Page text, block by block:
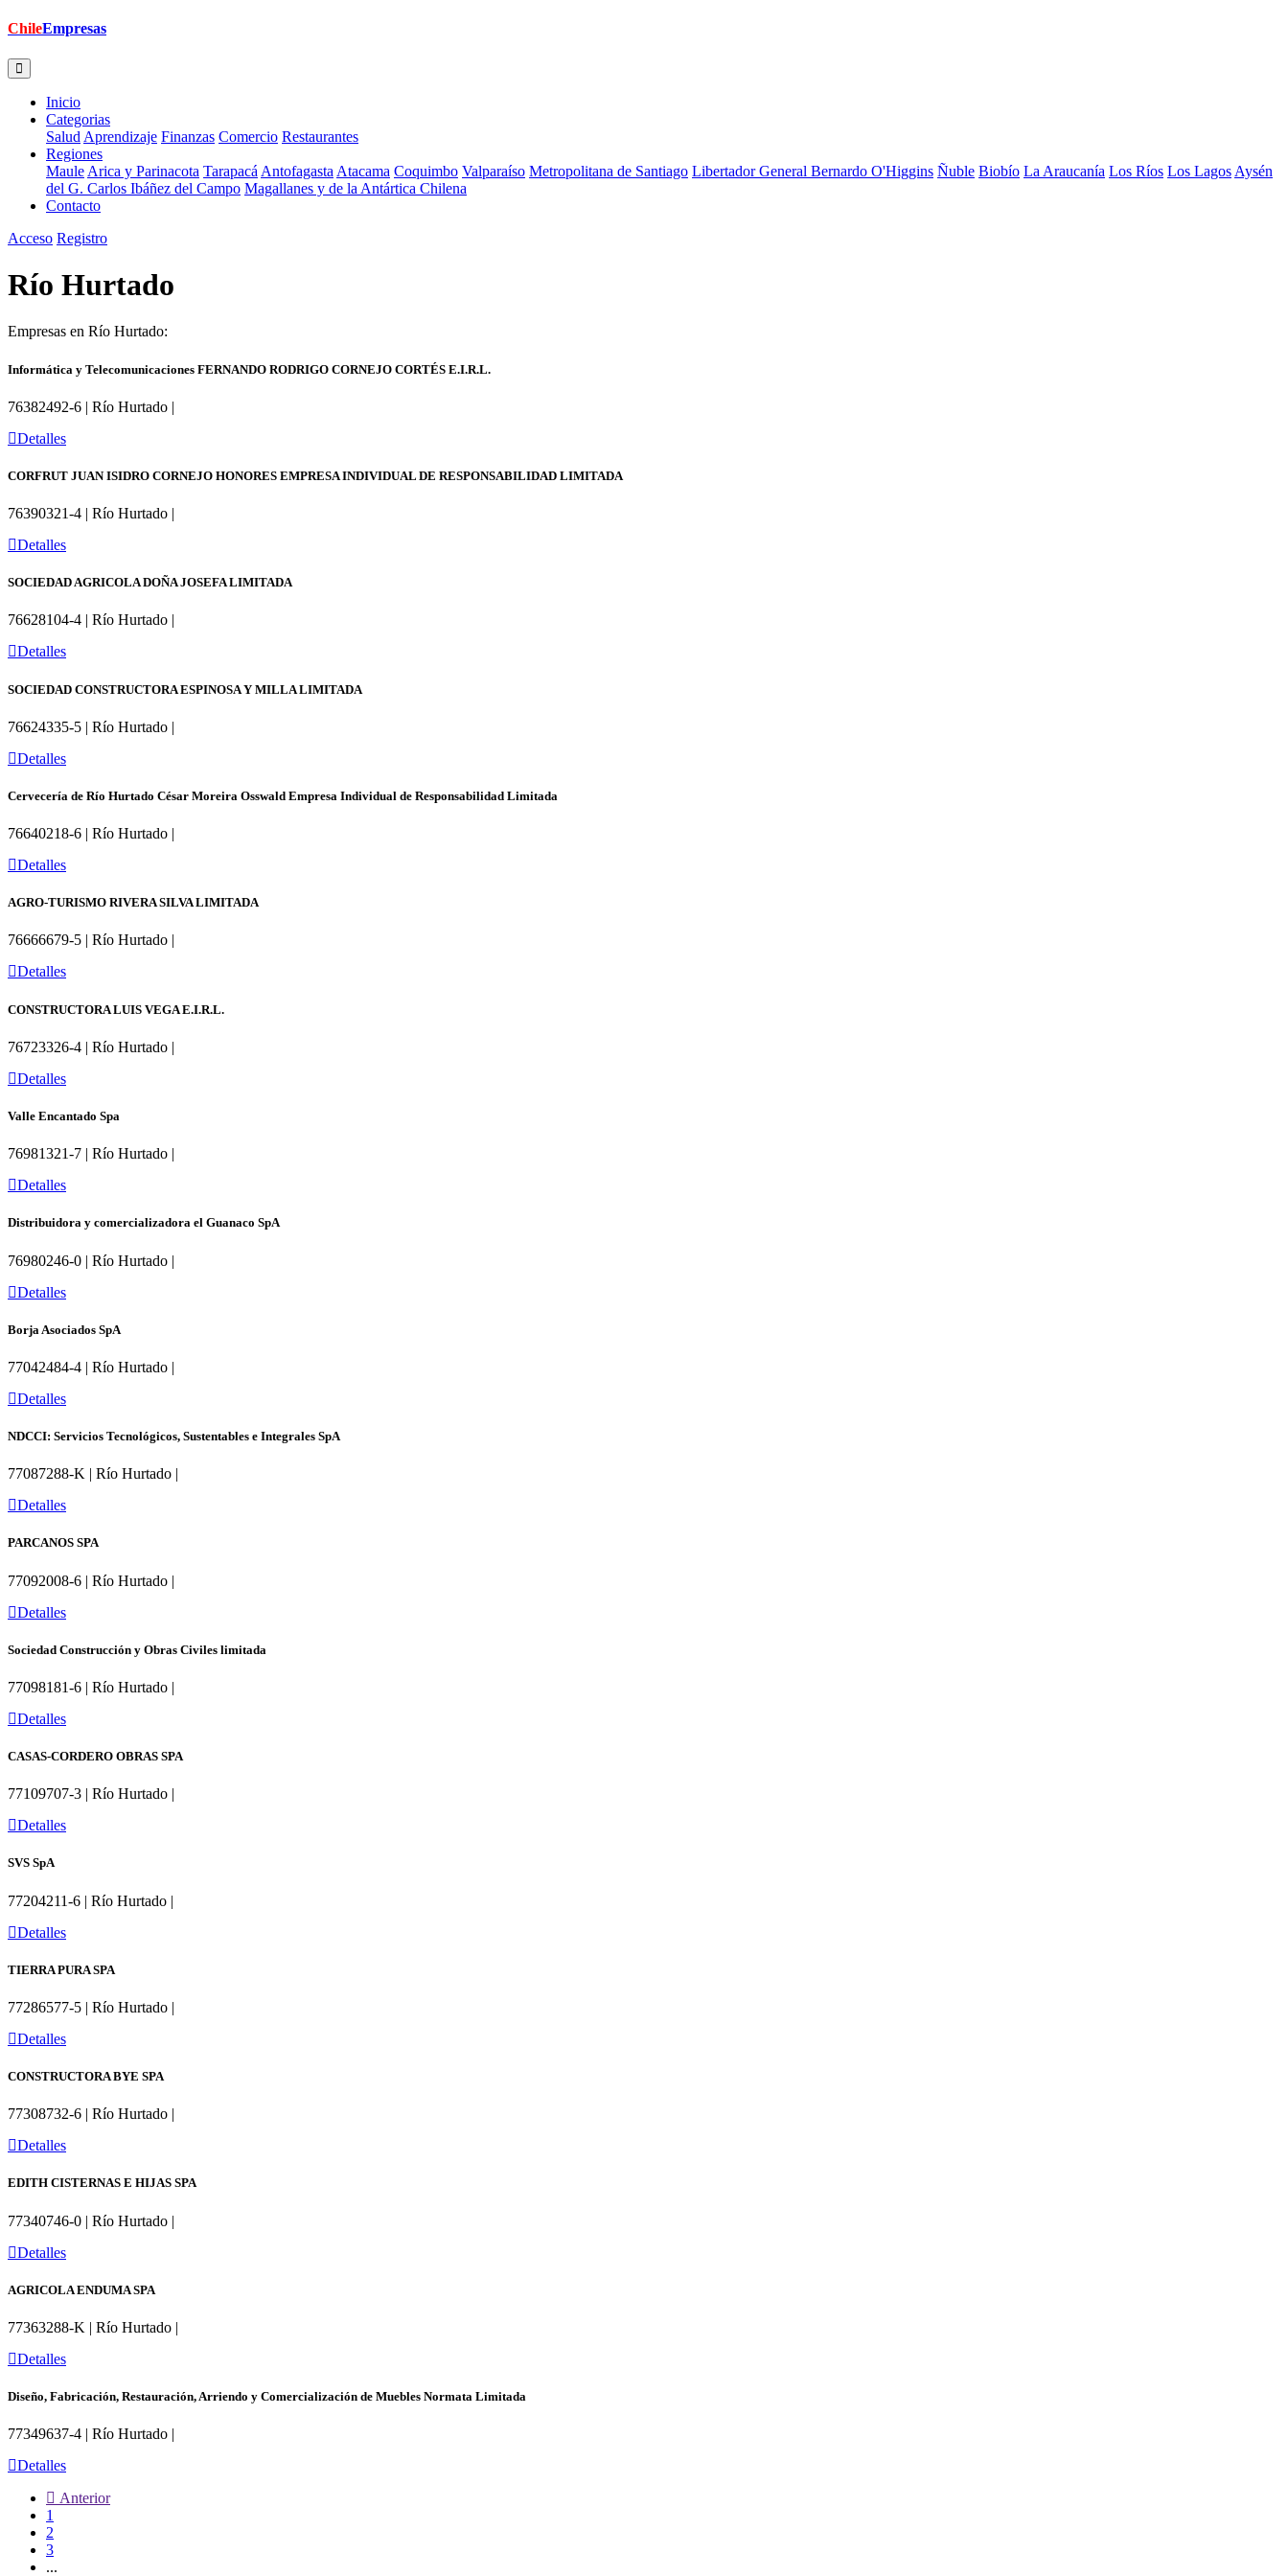
ChileEmpresas
Inicio
Categorias
Salud Aprendizaje Finanzas Comercio Restaurantes
Regiones
Maule Arica y Parinacota Tarapacá Antofagasta Atacama Coquimbo Valparaíso Metropolitana de Santiago Libertador General Bernardo O'Higgins Ñuble Biobío La Araucanía Los Ríos Los Lagos Aysén
del G. Carlos Ibáñez del Campo Magallanes y de la Antártica Chilena
Contacto
Acceso Registro
Río Hurtado
Empresas en Río Hurtado:
Informática y Telecomunicaciones FERNANDO RODRIGO CORNEJO CORTÉS E.I.R.L.
76382492-6 | Río Hurtado |
Detalles
CORFRUT JUAN ISIDRO CORNEJO HONORES EMPRESA INDIVIDUAL DE RESPONSABILIDAD LIMITADA
76390321-4 | Río Hurtado |
Detalles
SOCIEDAD AGRICOLA DOÑA JOSEFA LIMITADA
76628104-4 | Río Hurtado |
Detalles
SOCIEDAD CONSTRUCTORA ESPINOSA Y MILLA LIMITADA
76624335-5 | Río Hurtado |
Detalles
Cervecería de Río Hurtado César Moreira Osswald Empresa Individual de Responsabilidad Limitada
76640218-6 | Río Hurtado |
Detalles
AGRO-TURISMO RIVERA SILVA LIMITADA
76666679-5 | Río Hurtado |
Detalles
CONSTRUCTORA LUIS VEGA E.I.R.L.
76723326-4 | Río Hurtado |
Detalles
Valle Encantado Spa
76981321-7 | Río Hurtado |
Detalles
Distribuidora y comercializadora el Guanaco SpA
76980246-0 | Río Hurtado |
Detalles
Borja Asociados SpA
77042484-4 | Río Hurtado |
Detalles
NDCCI: Servicios Tecnológicos, Sustentables e Integrales SpA
77087288-K | Río Hurtado |
Detalles
PARCANOS SPA
77092008-6 | Río Hurtado |
Detalles
Sociedad Construcción y Obras Civiles limitada
77098181-6 | Río Hurtado |
Detalles
CASAS-CORDERO OBRAS SPA
77109707-3 | Río Hurtado |
Detalles
SVS SpA
77204211-6 | Río Hurtado |
Detalles
TIERRA PURA SPA
77286577-5 | Río Hurtado |
Detalles
CONSTRUCTORA BYE SPA
77308732-6 | Río Hurtado |
Detalles
EDITH CISTERNAS E HIJAS SPA
77340746-0 | Río Hurtado |
Detalles
AGRICOLA ENDUMA SPA
77363288-K | Río Hurtado |
Detalles
Diseño, Fabricación, Restauración, Arriendo y Comercialización de Muebles Normata Limitada
77349637-4 | Río Hurtado |
Detalles
Anterior
1
2
3
...